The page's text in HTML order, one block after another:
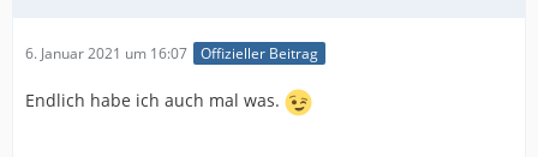
6. Januar 2021 um 16:07 Offizieller Beitrag
Endlich habe ich auch mal was.